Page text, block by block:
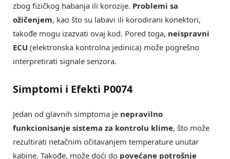
zbog fizičkog habanja ili korozije. Problemi sa
ožičenjem, kao što su labavi ili korodirani konektori,
takođe mogu izazvati ovaj kod. Pored toga, neispravni
ECU (elektronska kontrolna jedinica) može pogrešno
interpretirati signale senzora.
Simptomi i Efekti P0074
Jedan od glavnih simptoma je nepravilno
funkcionisanje sistema za kontrolu klime, što može
rezultirati netačnim očitavanjem temperature unutar
kabine. Takođe, može doći do povećane potrošnje